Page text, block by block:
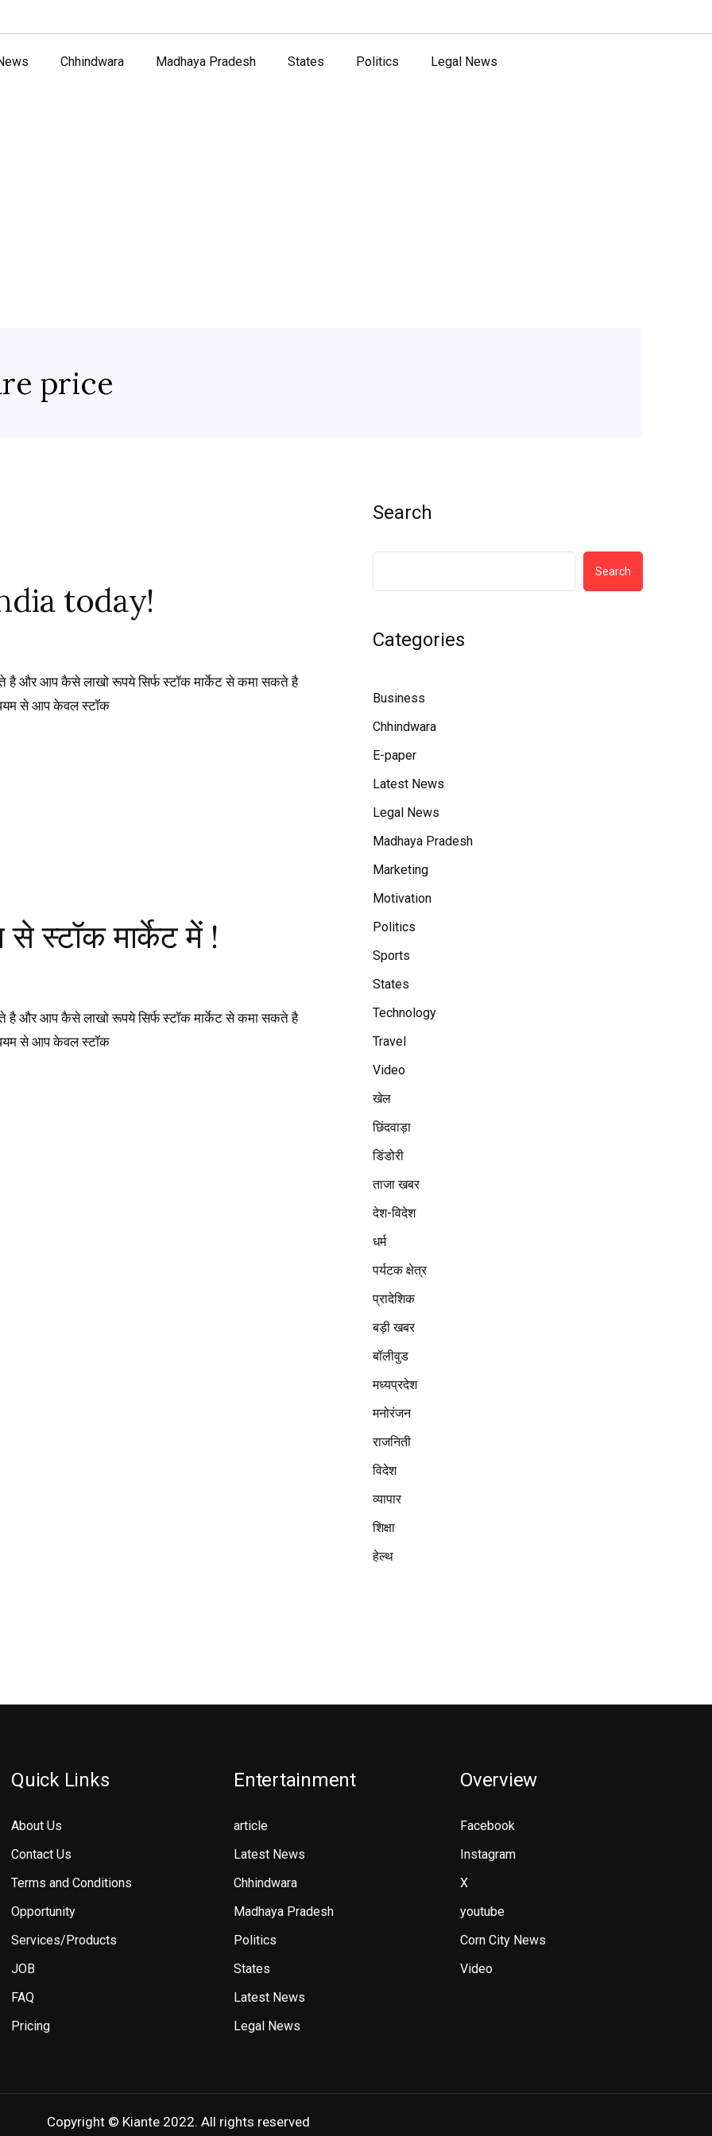
Chhindwara Madhaya Pradesh States Politics Legal News
price
today!
है और आप कैसे लाखो रूपये सिर्फ स्टॉक मार्केट से कमा सकते है
से आप केवल स्टॉक
से स्टॉक मार्केट में !
है और आप कैसे लाखो रूपये सिर्फ स्टॉक मार्केट से कमा सकते है
से आप केवल स्टॉक
Search
Search
Categories
Business
Chhindwara
E-paper
Latest News
Legal News
Madhaya Pradesh
Marketing
Motivation
Politics
Sports
States
Technology
Travel
Video
खेल
छिंदवाड़ा
डिंडोरी
ताजा खबर
देश-विदेश
धर्म
पर्यटक क्षेत्र
प्रादेशिक
बड़ी खबर
बॉलीवुड
मध्यप्रदेश
मनोरंजन
राजनिती
विदेश
व्यापार
शिक्षा
हेल्थ
Quick Links
About Us
Contact Us
Terms and Conditions
Opportunity
Services/Products
JOB
FAQ
Pricing
Entertainment
article
Latest News
Chhindwara
Madhaya Pradesh
Politics
States
Latest News
Legal News
Overview
Facebook
Instagram
X
youtube
Corn City News
Video
Copyright © Kiante 2022. All rights reserved